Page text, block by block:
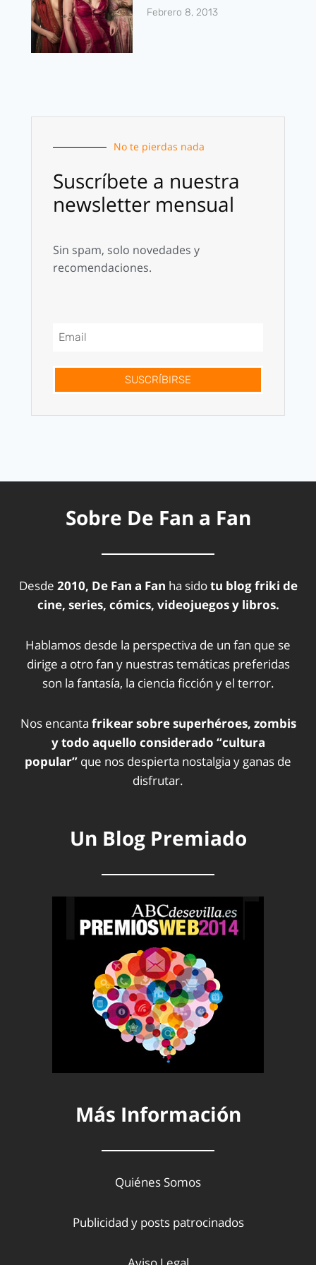
Febrero 8, 2013
No te pierdas nada
Suscríbete a nuestra
newsletter mensual
Sin spam, solo novedades y
recomendaciones.
SUSCRÍBIRSE
Sobre De Fan a Fan
Desde 2010, De Fan a Fan ha sidotu blog friki de
cine, series, cómics, videojuegos y libros.
Hablamos desde la perspectiva de un fan que se
dirige a otro fan y nuestras temáticas preferidas
son la fantasía, la ciencia ficción y el terror.
Nos encanta frikear sobre superhéroes, zombis
y todo aquello considerado “cultura
popular” que nos despierta nostalgia y ganas de
disfrutar.
Un Blog Premiado
Más Información
Quiénes Somos
Publicidad y posts patrocinados